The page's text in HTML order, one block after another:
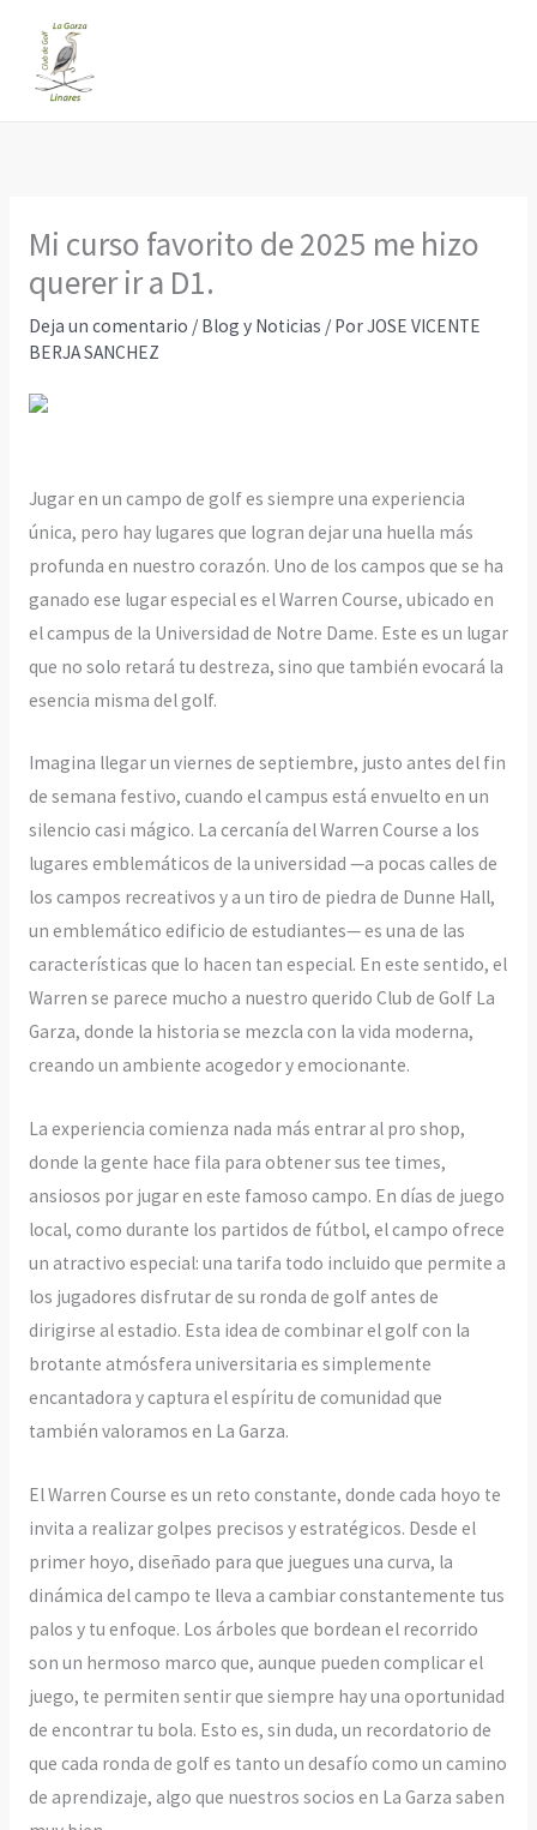
contenido
Mi curso favorito de 2025 me hizo
querer ir a D1.
Deja un comentario / Blog y Noticias / PorJOSE VICENTE
BERJA SANCHEZ
Jugar en un campo de golf es siempre una experiencia
única, pero hay lugares que logran dejar una huella más
profunda en nuestro corazón. Uno de los campos que se ha
ganado ese lugar especial es el Warren Course, ubicado en
el campus de la Universidad de Notre Dame. Este es un lugar
que no solo retará tu destreza, sino que también evocará la
esencia misma del golf.
Imagina llegar un viernes de septiembre, justo antes del fin
de semana festivo, cuando el campus está envuelto en un
silencio casi mágico. La cercanía del Warren Course a los
lugares emblemáticos de la universidad —a pocas calles de
los campos recreativos y a un tiro de piedra de Dunne Hall,
un emblemático edificio de estudiantes— es una de las
características que lo hacen tan especial. En este sentido, el
Warren se parece mucho a nuestro querido Club de Golf La
Garza, donde la historia se mezcla con la vida moderna,
creando un ambiente acogedor y emocionante.
La experiencia comienza nada más entrar al pro shop,
donde la gente hace fila para obtener sus tee times,
ansiosos por jugar en este famoso campo. En días de juego
local, como durante los partidos de fútbol, el campo ofrece
un atractivo especial: una tarifa todo incluido que permite a
los jugadores disfrutar de su ronda de golf antes de
dirigirse al estadio. Esta idea de combinar el golf con la
brotante atmósfera universitaria es simplemente
encantadora y captura el espíritu de comunidad que
también valoramos en La Garza.
El Warren Course es un reto constante, donde cada hoyo te
invita a realizar golpes precisos y estratégicos. Desde el
primer hoyo, diseñado para que juegues una curva, la
dinámica del campo te lleva a cambiar constantemente tus
palos y tu enfoque. Los árboles que bordean el recorrido
son un hermoso marco que, aunque pueden complicar el
juego, te permiten sentir que siempre hay una oportunidad
de encontrar tu bola. Esto es, sin duda, un recordatorio de
que cada ronda de golf es tanto un desafío como un camino
de aprendizaje, algo que nuestros socios en La Garza saben